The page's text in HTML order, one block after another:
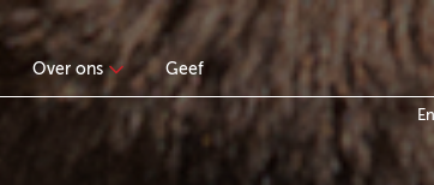
Over ons Geef